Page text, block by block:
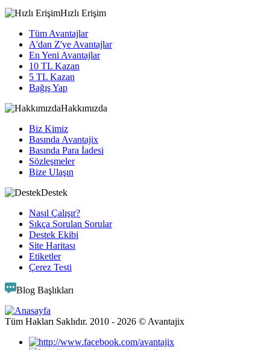
Hızlı Erişim
Tüm Avantajlar
A'dan Z'ye Avantajlar
En Yeni Avantajlar
10 TL Kazan
5 TL Kazan
Bağış Yap
Hakkımızda
Biz Kimiz
Basında Avantajix
Basında Para İadesi
Sözleşmeler
Bize Ulaşın
Destek
Nasıl Çalışır?
Sıkça Sorulan Sorular
Destek Ekibi
Site Haritası
Etiketler
Çerez Testi
Blog Başlıkları
Tüm Hakları Saklıdır. 2010 - 2026 © Avantajix